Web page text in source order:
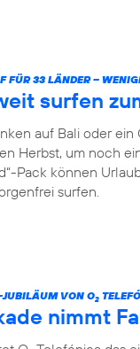
FÜR 33 LÄNDER –
surfen
auf Bali oder
Herbst, um noch
Pack können
surfen.
VON O2
nimmt